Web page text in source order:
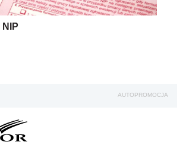
NIP
AUTOPROMOCJA